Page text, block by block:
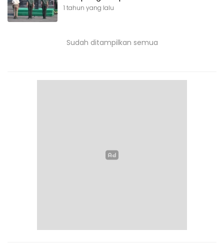
1 tahun yang lalu
Sudah ditampilkan semua